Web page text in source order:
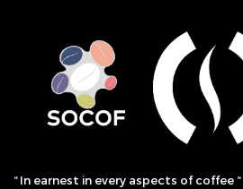
“ In earnest in every aspects of coffee “